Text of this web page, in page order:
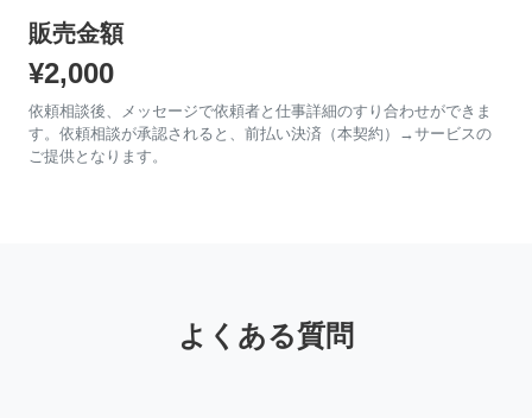
販売金額
¥2,000
依頼相談後、メッセージで依頼者と仕事詳細のすり合わせができま
す。依頼相談が承認されると、前払い決済（本契約）→サービスの
ご提供となります。
よくある質問